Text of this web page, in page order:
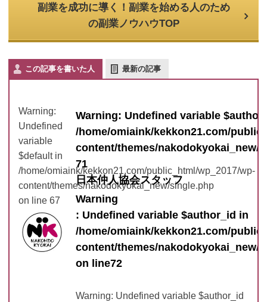
副業を成功に導く！副業を始める人のため
の副業ノウハウTOP
この記事を書いた人 最新の記事
Warning:
Undefined
variable
$default in
/home/omiaink/kekkon21.com/public_html/wp_2017/wp-
content/themes/nakodokyokai_new/single.php
on line 67
Warning: Undefined variable
/home/omiaink/kekkon21.com/
content/themes/nakodokyokai_new/
71
日本仲人協会スタッフ
Warning
: Undefined variable $author_id in
/home/omiaink/kekkon21.com/
content/themes/nakodokyokai_new/
on line72
Warning: Undefined variable $author_id